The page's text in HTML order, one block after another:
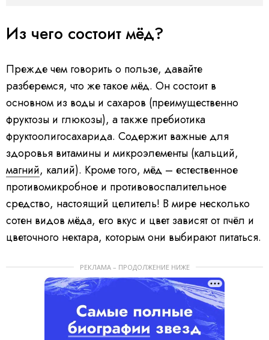
Из чего состоит мёд?
Прежде чем говорить о пользе, давайте
разберемся, что же такое мёд. Он состоит в
основном из воды и сахаров (преимущественно
фруктозы и глюкозы), а также пребиотика
фруктоолигосахарида. Содержит важные для
здоровья витамины и микроэлементы (кальций,
магний, калий). Кроме того, мёд – естественное
противомикробное и противовоспалительное
средство, настоящий целитель! В мире несколько
сотен видов мёда, его вкус и цвет зависят от пчёл и
цветочного нектара, которым они выбирают питаться.
РЕКЛАМА – ПРОДОЛЖЕНИЕ НИЖЕ